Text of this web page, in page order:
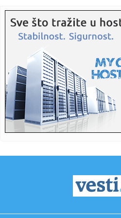
18:57: Vučić: "Izbori najkasnije
i...
18:50:
čamca da se...
18:50:Zasukali rukave širom
teren, ...
18:48:Mladić se utopio u Krivaji
18:48:Ekspres lonac je pravi
pravilno k...
Bečki robot srpskog